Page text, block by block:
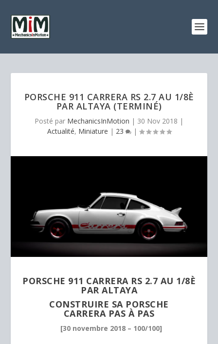
PORSCHE 911 CARRERA RS 2.7 AU 1/8È
PAR ALTAYA (TERMINÉ)
Posté par MechanicsInMotion | 30 Nov 2018 |
Actualité, Miniature | 23 |
PORSCHE 911 CARRERA RS 2.7 AU 1/8È
PAR ALTAYA
CONSTRUIRE SA PORSCHE
CARRERA PAS À PAS
[30 novembre 2018 – 100/100]